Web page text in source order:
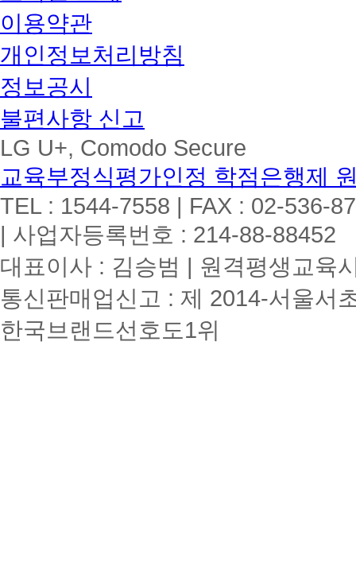
이용약관
개인정보처리방침
정보공시
불편사항 신고
LG U+, Comodo Secure
교육부정식평가인정 학점은행제
TEL : 1544-7558 | FAX : 02-536-
| 사업자등록번호 : 214-88-88452
대표이사 : 김승범 | 원격평생교육
통신판매업신고 : 제 2014-서울서
한국브랜드선호도1위